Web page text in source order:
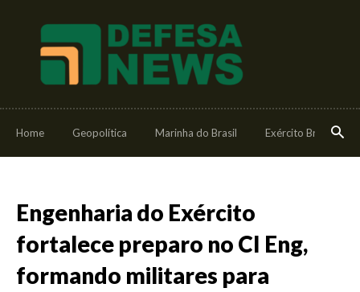
Home Geopolítica Marinha do Brasil Exército Brasileiro
Engenharia do Exército
fortalece preparo no CI Eng,
formando militares para